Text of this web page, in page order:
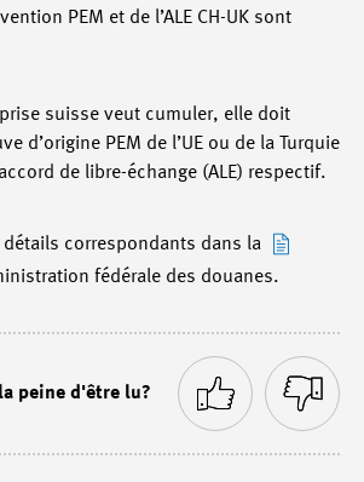
PEM et de l’ALE CH-UK sont
suisse veut cumuler, elle doit
d’origine PEM de l’UE ou de la Turquie
de libre-échange (ALE) respectif.
détails correspondants dans la
fédérale des douanes.
peine d'être lu?